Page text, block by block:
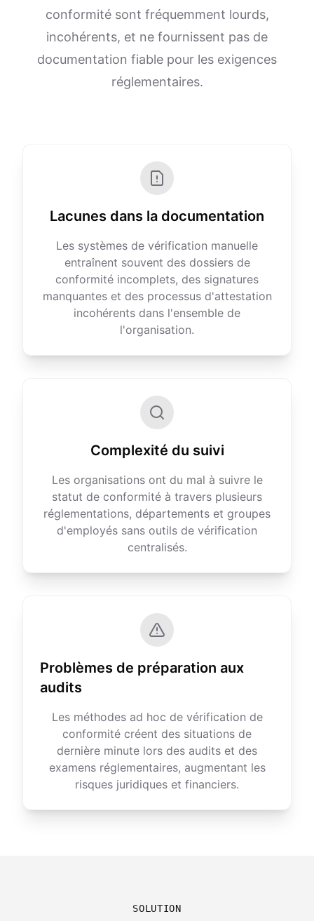
conformité sont fréquemment lourds,
incohérents, et ne fournissent pas de
documentation fiable pour les exigences
réglementaires.
Lacunes dans la documentation
Les systèmes de vérification manuelle
entraînent souvent des dossiers de
conformité incomplets, des signatures
manquantes et des processus d'attestation
incohérents dans l'ensemble de
l'organisation.
Complexité du suivi
Les organisations ont du mal à suivre le
statut de conformité à travers plusieurs
réglementations, départements et groupes
d'employés sans outils de vérification
centralisés.
Problèmes de préparation aux
audits
Les méthodes ad hoc de vérification de
conformité créent des situations de
dernière minute lors des audits et des
examens réglementaires, augmentant les
risques juridiques et financiers.
SOLUTION